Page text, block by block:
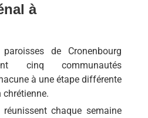
à
de Cronenbourg
cinq communautés
à une étape différente
chrétienne.
chaque semaine